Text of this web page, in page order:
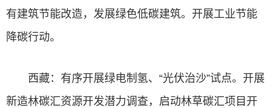
有建筑节能改造，发展绿色低碳建筑。开展工业节能
降碳行动。
西藏：有序开展绿电制氢、“光伏治沙”试点。开展
新造林碳汇资源开发潜力调查，启动林草碳汇项目开